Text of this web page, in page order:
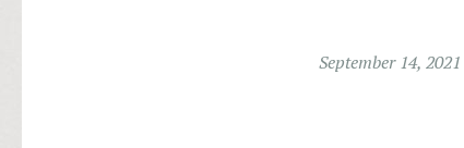
September 14, 2021